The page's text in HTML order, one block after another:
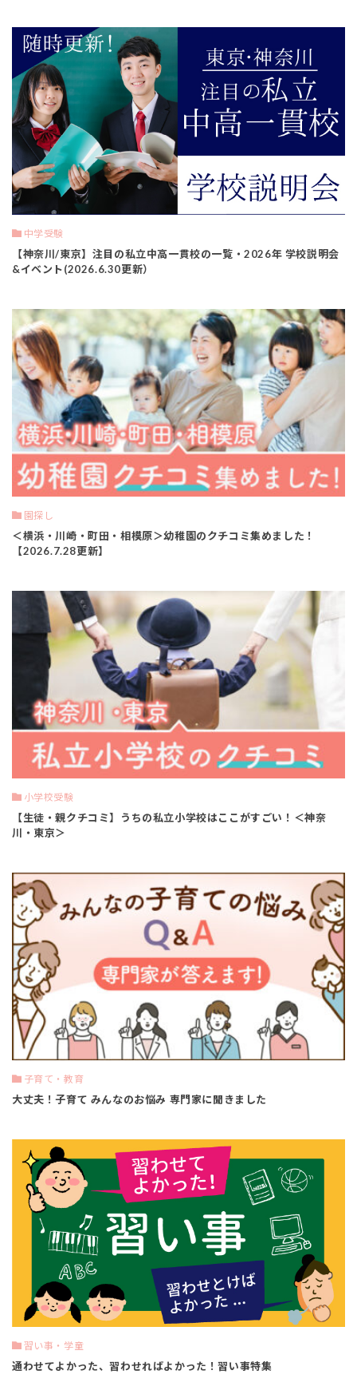
中学受験
【神奈川/東京】注目の私立中高一貫校の一覧・2026年 学校説明会
&イベント(2026.6.30更新）
園探し
＜横浜・川崎・町田・相模原＞幼稚園のクチコミ集めました！
【2026.7.28更新】
小学校受験
【生徒・親クチコミ】うちの私立小学校はここがすごい！＜神奈
川・東京＞
子育て・教育
大丈夫！子育て みんなのお悩み 専門家に聞きました
習い事・学童
通わせてよかった、習わせればよかった！習い事特集